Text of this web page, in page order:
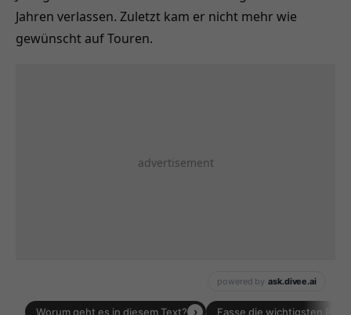
Jahren verlassen. Zuletzt kam er nicht mehr wie
gewünscht auf Touren.